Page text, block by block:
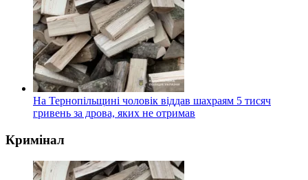
На Тернопільщині чоловік віддав шахраям 5 тисяч
гривень за дрова, яких не отримав
Кримінал